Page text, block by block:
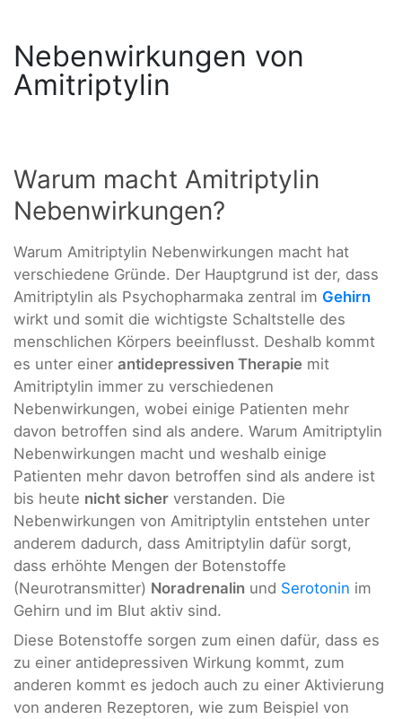
Nebenwirkungen von
Amitriptylin
Warum macht Amitriptylin
Nebenwirkungen?
Warum Amitriptylin Nebenwirkungen macht hat
verschiedene Gründe. Der Hauptgrund ist der, dass
Amitriptylin als Psychopharmaka zentral im Gehirn
wirkt und somit die wichtigste Schaltstelle des
menschlichen Körpers beeinflusst. Deshalb kommt
es unter einer antidepressiven Therapie mit
Amitriptylin immer zu verschiedenen
Nebenwirkungen, wobei einige Patienten mehr
davon betroffen sind als andere. Warum Amitriptylin
Nebenwirkungen macht und weshalb einige
Patienten mehr davon betroffen sind als andere ist
bis heute nicht sicher verstanden. Die
Nebenwirkungen von Amitriptylin entstehen unter
anderem dadurch, dass Amitriptylin dafür sorgt,
dass erhöhte Mengen der Botenstoffe
(Neurotransmitter) Noradrenalin und Serotonin im
Gehirn und im Blut aktiv sind.
Diese Botenstoffe sorgen zum einen dafür, dass es
zu einer antidepressiven Wirkung kommt, zum
anderen kommt es jedoch auch zu einer Aktivierung
von anderen Rezeptoren, wie zum Beispiel von